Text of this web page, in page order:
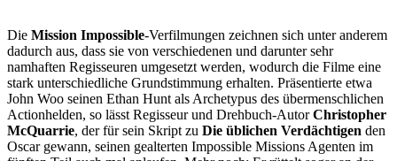
Die Mission Impossible-Verfilmungen zeichnen sich unter anderem
dadurch aus, dass sie von verschiedenen und darunter sehr
namhaften Regisseuren umgesetzt werden, wodurch die Filme eine
stark unterschiedliche Grundstimmung erhalten. Präsentierte etwa
John Woo seinen Ethan Hunt als Archetypus des übermenschlichen
Actionhelden, so lässt Regisseur und Drehbuch-AutorChristopher
McQuarrie, der für sein Skript zu Die üblichen Verdächtigen den
Oscar gewann, seinen gealterten Impossible Missions Agenten im